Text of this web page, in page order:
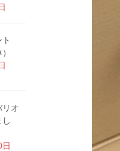
ト
オ
し